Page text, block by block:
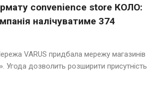
convenience store КОЛО:
налічуватиме 374
VARUS придбала мережу магазинів
Угода дозволить розширити присутність